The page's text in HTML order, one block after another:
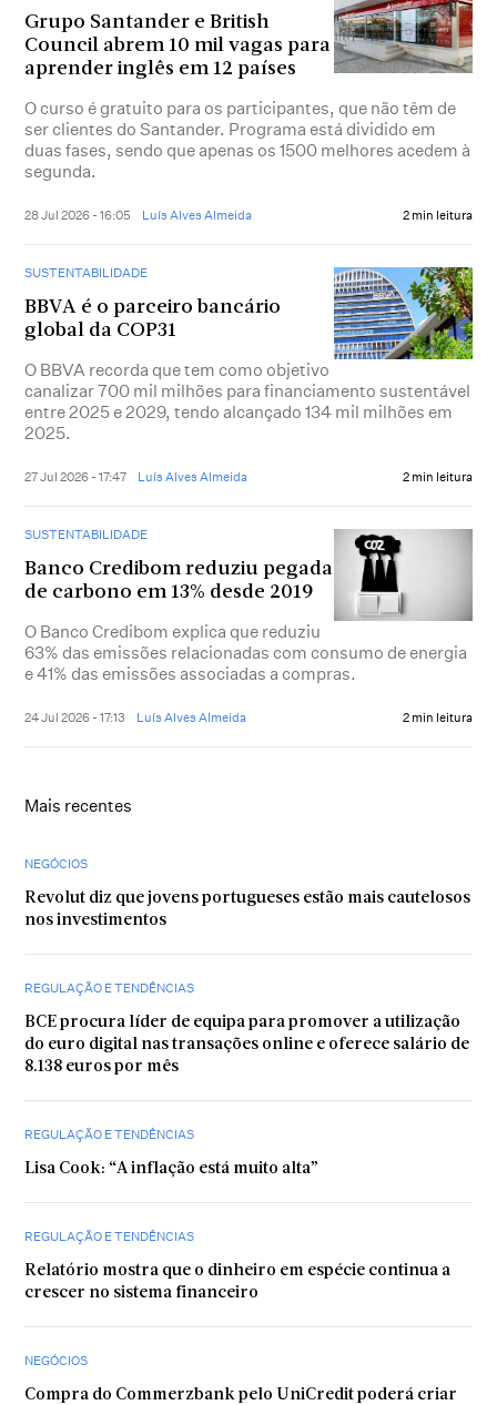
Grupo Santander e British
Council abrem 10 mil vagas para
aprender inglês em 12 países
O curso é gratuito para os participantes, que não têm de
ser clientes do Santander. Programa está dividido em
duas fases, sendo que apenas os 1500 melhores acedem à
segunda.
28 Jul 2026 - 16:05 Luís Alves Almeida 2 min leitura
SUSTENTABILIDADE
BBVA é o parceiro bancário
global da COP31
O BBVA recorda que tem como objetivo
canalizar 700 mil milhões para financiamento sustentável
entre 2025 e 2029, tendo alcançado 134 mil milhões em
2025.
27 Jul 2026 - 17:47 Luís Alves Almeida 2 min leitura
SUSTENTABILIDADE
Banco Credibom reduziu pegada
de carbono em 13% desde 2019
O Banco Credibom explica que reduziu
63% das emissões relacionadas com consumo de energia
e 41% das emissões associadas a compras.
24 Jul 2026 - 17:13 Luís Alves Almeida 2 min leitura
Mais recentes
NEGÓCIOS
Revolut diz que jovens portugueses estão mais cautelosos
nos investimentos
REGULAÇÃO E TENDÊNCIAS
BCE procura líder de equipa para promover a utilização
do euro digital nas transações online e oferece salário de
8.138 euros por mês
REGULAÇÃO E TENDÊNCIAS
Lisa Cook: “A inflação está muito alta”
REGULAÇÃO E TENDÊNCIAS
Relatório mostra que o dinheiro em espécie continua a
crescer no sistema financeiro
NEGÓCIOS
Compra do Commerzbank pelo UniCredit poderá criar